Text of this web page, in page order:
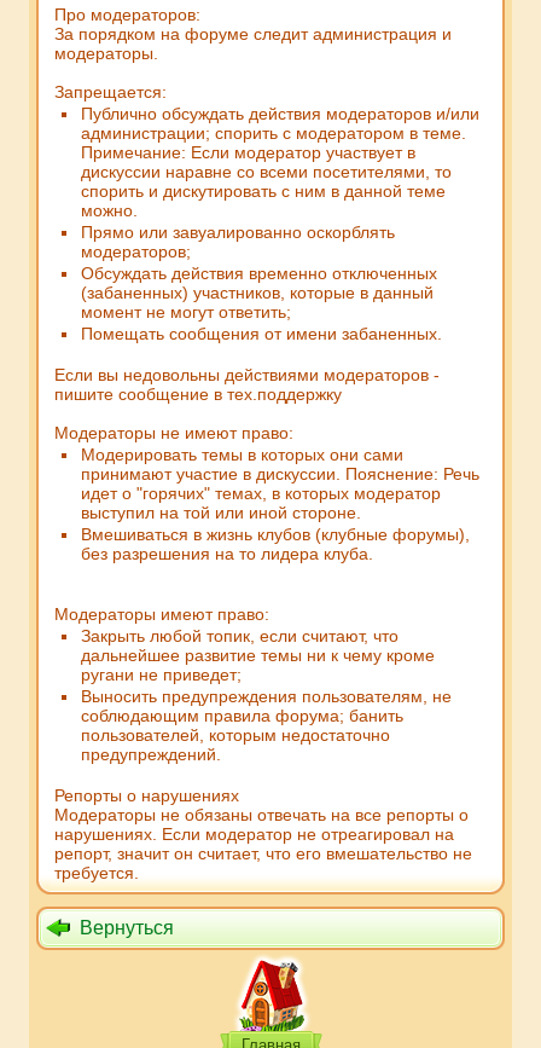
Про модераторов:
За порядком на форуме следит администрация и
модераторы.
Запрещается:
Публично обсуждать действия модераторов и/или
администрации; спорить с модератором в теме.
Примечание: Если модератор участвует в
дискуссии наравне со всеми посетителями, то
спорить и дискутировать с ним в данной теме
можно.
Прямо или завуалированно оскорблять
модераторов;
Обсуждать действия временно отключенных
(забаненных) участников, которые в данный
момент не могут ответить;
Помещать сообщения от имени забаненных.
Если вы недовольны действиями модераторов -
пишите сообщение в тех.поддержку
Модераторы не имеют право:
Модерировать темы в которых они сами
принимают участие в дискуссии. Пояснение: Речь
идет о "горячих" темах, в которых модератор
выступил на той или иной стороне.
Вмешиваться в жизнь клубов (клубные форумы),
без разрешения на то лидера клуба.
Модераторы имеют право:
Закрыть любой топик, если считают, что
дальнейшее развитие темы ни к чему кроме
ругани не приведет;
Выносить предупреждения пользователям, не
соблюдающим правила форума; банить
пользователей, которым недостаточно
предупреждений.
Репорты о нарушениях
Модераторы не обязаны отвечать на все репорты о
нарушениях. Если модератор не отреагировал на
репорт, значит он считает, что его вмешательство не
требуется.
Вернуться